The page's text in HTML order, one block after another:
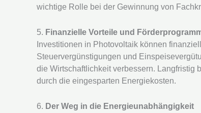
wichtige Rolle bei der Gewinnung von
5. Finanzielle Vorteile und
Investitionen in Photovoltaik können
Steuervergünstigungen und
die Wirtschaftlichkeit verbessern. Langfristig
durch die eingesparten Energiekosten.
6. Der Weg in die Energieunabhängigkeit